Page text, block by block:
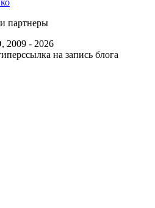
партнеры
- 2026
на запись блога